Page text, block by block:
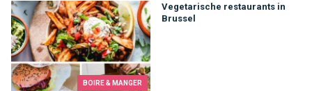
BOIRE & MANGER
Vegetarische restaurants in
Brussel
Vegetarische restaurants in Brussel